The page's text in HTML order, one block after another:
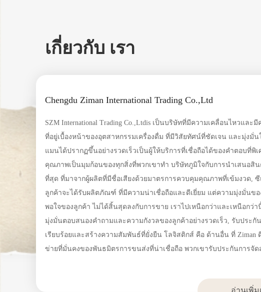
เกี่ยวกับ เรา
Chengdu Ziman International Trading Co.,Ltd
SZM International Trading Co.,Ltdis เป็นบริษัทที่มีความเคลื่อนไหวและ
ที่อยู่เบื้องหน้าของอุตสาหกรรมเครื่องดื่ม ที่มีวิสัยทัศน์ที่ชัดเจน และมุ่งมั่น
แมนได้ปรากฏขึ้นอย่างรวดเร็วเป็นผู้ให้บริการที่เชื่อถือได้ของคําตอบที่พิเศษ. ในซี
คุณภาพเป็นมุมก้อนของทุกสิ่งที่พวกเขาทํา บริษัทภูมิใจกับการนําเสนอสิ
ที่สุด ที่มาจากผู้ผลิตที่มีชื่อเสียงด้วยมาตรการควบคุมคุณภาพที่เข้มงวด,
ลูกค้าจะได้รับผลิตภัณฑ์ ที่มีความน่าเชื่อถือและดีเยี่ยม แต่ความมุ่งมั่นของซีแมนในความพึง
พอใจของลูกค้า ไม่ได้สิ้นสุดลงกับการขาย เราไปเหนือกว่าและเหนือก
มุ่งมั่นตอบสนองคําถามและความกังวลของลูกค้าอย่างรวดเร็ว, รับประ
เรียบร้อยและสร้างความสัมพันธ์ที่ยั่งยืน โลจิสติกส์ คือ ด้านอื่น ที่ Ziman ดีเยี่ยม ด้วยเครือ
ข่ายที่มั่นคงของพันธมิตรการขนส่งที่น่าเชื่อถือ พวกเขารับประกันการจั
บริการด้าน logistics ของซีแมน มีความน่าเชื่อถือและไม่ยุ่งยาก ยิ่งไปกว่านั้น ซีแมนเข้าใจว่า
อ่านเพิ่ม